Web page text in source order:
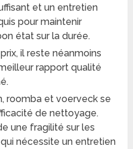
et un entretien
pour maintenir
état sur la durée.
il reste néanmoins
rapport qualité
roomba et voerveck se
de nettoyage.
une fragilité sur les
nécessite un entretien